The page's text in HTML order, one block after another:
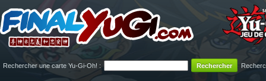
Rechercher une carte Yu-Gi-Oh! :